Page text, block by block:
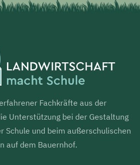
Fachkräfte aus der
Unterstützung bei der Gestaltung
Schule und beim außerschulischen
auf dem Bauernhof.